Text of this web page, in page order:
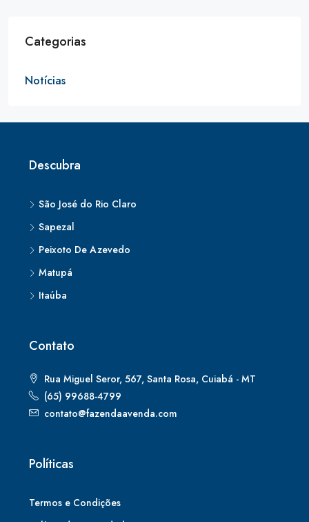
Categorias
Notícias
Descubra
São José do Rio Claro
Sapezal
Peixoto De Azevedo
Matupá
Itaúba
Contato
Rua Miguel Seror, 567, Santa Rosa, Cuiabá - MT
(65) 99688-4799
contato@fazendaavenda.com
Políticas
Termos e Condições